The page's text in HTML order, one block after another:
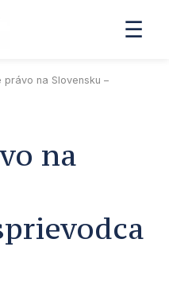
☰
právo na Slovensku –
na